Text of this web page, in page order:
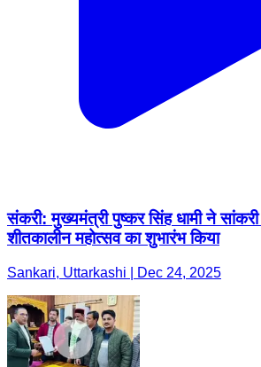
संकरी: मुख्यमंत्री पुष्कर सिंह धामी ने
शीतकालीन महोत्सव का शुभारंभ किया
Sankari, Uttarkashi | Dec 24, 2025